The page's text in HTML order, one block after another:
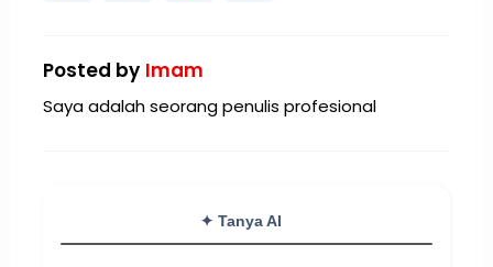
Posted by Imam
Saya adalah seorang penulis profesional
✦ Tanya AI